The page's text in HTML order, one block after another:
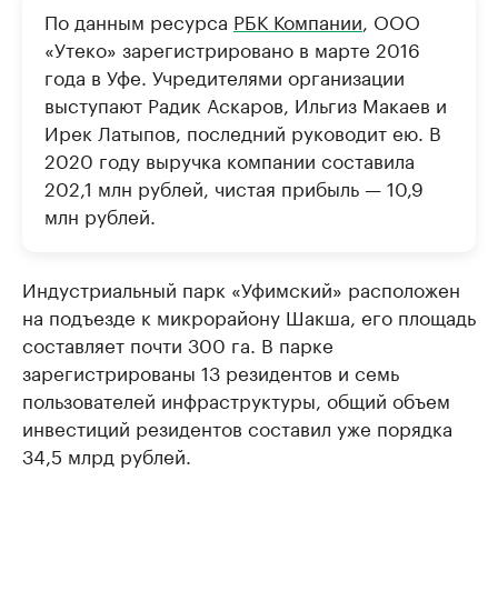
По данным ресурса РБК Компании, ООО
«Утеко» зарегистрировано в марте 2016
года в Уфе. Учредителями организации
выступают Радик Аскаров, Ильгиз Макаев и
Ирек Латыпов, последний руководит ею. В
2020 году выручка компании составила
202,1 млн рублей, чистая прибыль — 10,9
млн рублей.
Индустриальный парк «Уфимский» расположен
на подъезде к микрорайону Шакша, его площадь
составляет почти 300 га. В парке
зарегистрированы 13 резидентов и семь
пользователей инфраструктуры, общий объем
инвестиций резидентов составил уже порядка
34,5 млрд рублей.